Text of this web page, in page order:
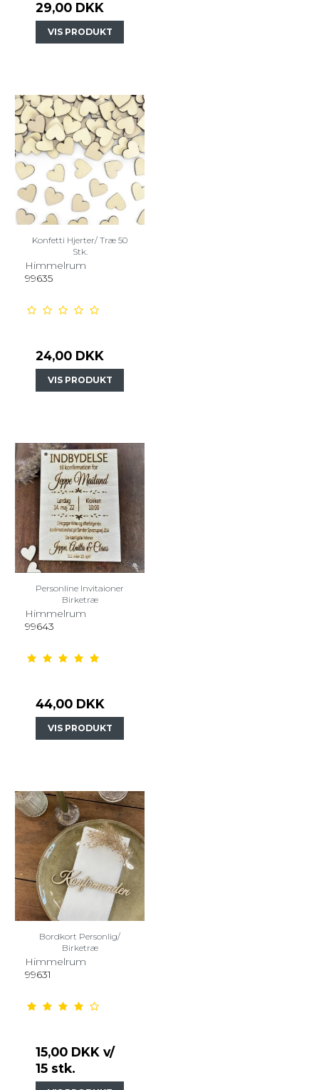
29,00 DKK
VIS PRODUKT
Konfetti Hjerter/ Træ 50
Stk.
Himmelrum
99635
24,00 DKK
VIS PRODUKT
Personline Invitaioner
Birketræ
Himmelrum
99643
44,00 DKK
VIS PRODUKT
Bordkort Personlig/
Birketræ
Himmelrum
99631
15,00 DKK v/
15 stk.